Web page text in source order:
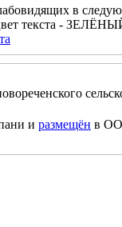
в
текста -
и размещён в